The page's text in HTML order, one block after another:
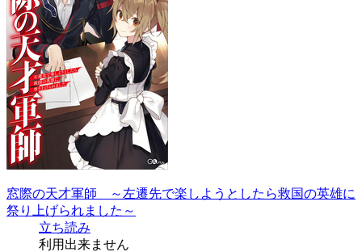
窓際の天才軍師 ～左遷先で楽しようとしたら救国の英雄に
祭り上げられました～
立ち読み
利用出来ません